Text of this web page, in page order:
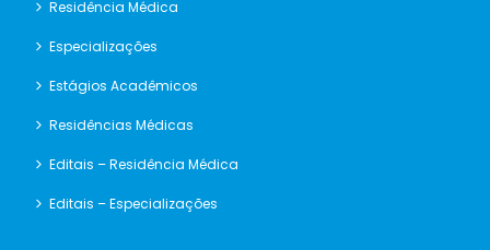
Residência Médica
Especializações
Estágios Acadêmicos
Residências Médicas
Editais – Residência Médica
Editais – Especializações